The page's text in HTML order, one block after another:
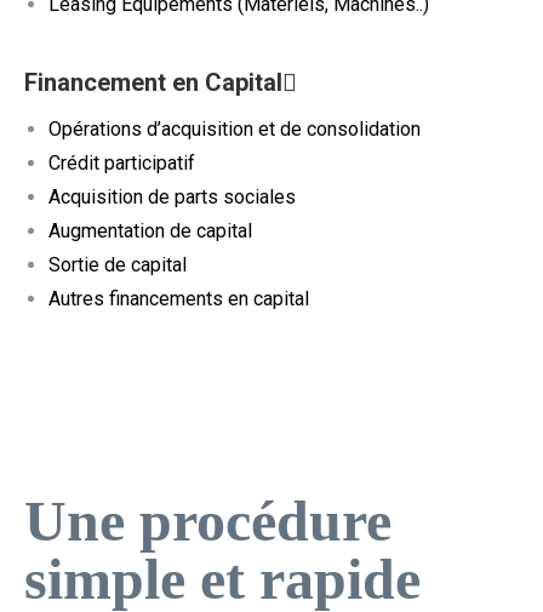
Financement en Capital
Opérations d’acquisition et de consolidation
Crédit participatif
Acquisition de parts sociales
Augmentation de capital
Sortie de capital
Autres financements en capital
Une procédure
simple et rapide